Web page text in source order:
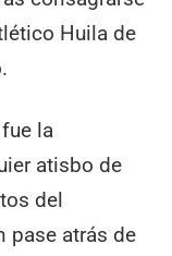
Huila de
la
atisbo de
del
pase atrás de